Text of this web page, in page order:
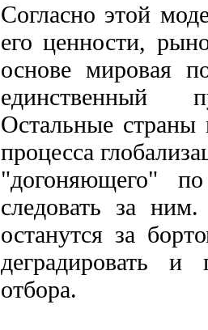
Согласно этой
его ценности,
основе мировая
единственный
Остальные
процесса
"догоняющего"
следовать за
останутся за
деградировать и
отбора.